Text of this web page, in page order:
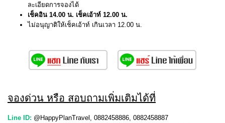
ละเอียดการจองได้
เช็คอิน 14.00 น. เช็คเอ้าท์ 12.00 น.
ไม่อนุญาติให้เช็คเอ้าท์ เกินเวลา 12.00 น.
จองด่วน หรือ สอบถามเพิ่มเติมได้ที่
Line ID: @HappyPlanTravel, 0882458886, 0882458887